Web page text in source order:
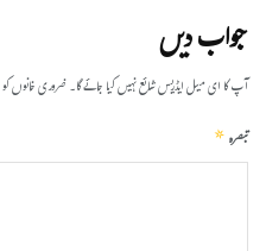
جواب دیں
آپ کا ای میل ایڈریس شائع نہیں کیا جائے گا۔ضروری خانوں کو
تبصرہ*